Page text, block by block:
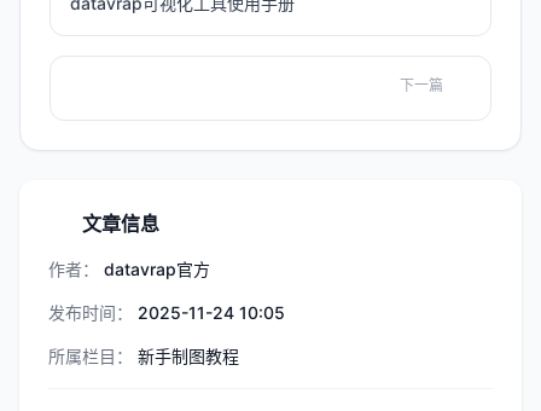
下一篇
文章信息
作者： datavrap官方
发布时间： 2025-11-24 10:05
所属栏目： 新手制图教程